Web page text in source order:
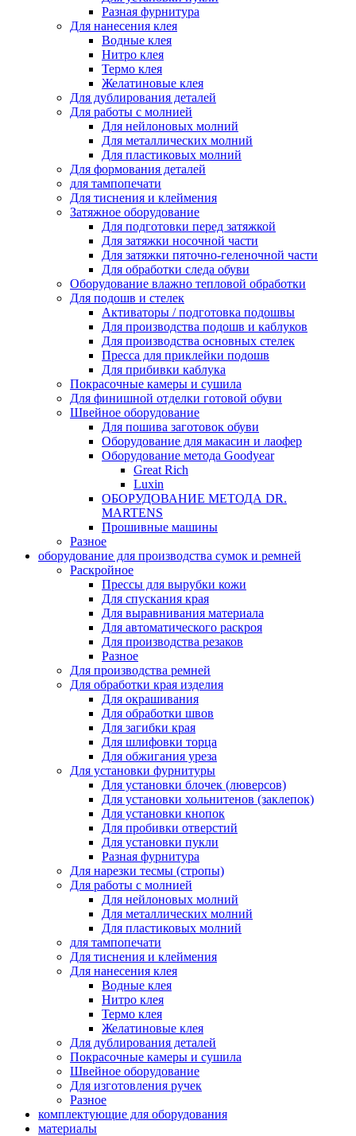
Разная фурнитура
Для нанесения клея
Водные клея
Нитро клея
Термо клея
Желатиновые клея
Для дублирования деталей
Для работы с молнией
Для нейлоновых молний
Для металлических молний
Для пластиковых молний
Для формования деталей
для тампопечати
Для тиснения и клеймения
Затяжное оборудование
Для подготовки перед затяжкой
Для затяжки носочной части
Для затяжки пяточно-геленочной части
Для обработки следа обуви
Оборудование влажно тепловой обработки
Для подошв и стелек
Активаторы / подготовка подошвы
Для производства подошв и каблуков
Для производства основных стелек
Пресса для приклейки подошв
Для прибивки каблука
Покрасочные камеры и сушила
Для финишной отделки готовой обуви
Швейное оборудование
Для пошива заготовок обуви
Оборудование для макасин и лаофер
Оборудование метода Goodyear
Great Rich
Luxin
ОБОРУДОВАНИЕ МЕТОДА DR.
MARTENS
Прошивные машины
Разное
оборудование для производства сумок и ремней
Раскройное
Прессы для вырубки кожи
Для спускания края
Для выравнивания материала
Для автоматического раскроя
Для производства резаков
Разное
Для производства ремней
Для обработки края изделия
Для окрашивания
Для обработки швов
Для загибки края
Для шлифовки торца
Для обжигания уреза
Для установки фурнитуры
Для установки блочек (люверсов)
Для установки хольнитенов (заклепок)
Для установки кнопок
Для пробивки отверстий
Для установки пукли
Разная фурнитура
Для нарезки тесмы (стропы)
Для работы с молнией
Для нейлоновых молний
Для металлических молний
Для пластиковых молний
для тампопечати
Для тиснения и клеймения
Для нанесения клея
Водные клея
Нитро клея
Термо клея
Желатиновые клея
Для дублирования деталей
Покрасочные камеры и сушила
Швейное оборудование
Для изготовления ручек
Разное
комплектующие для оборудования
материалы